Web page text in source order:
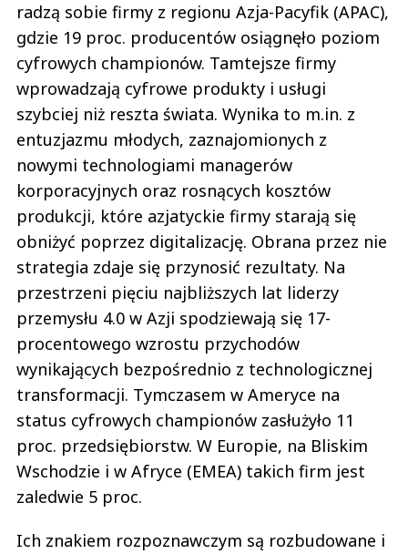
radzą sobie firmy z regionu Azja-Pacyfik (APAC),
gdzie 19 proc. producentów osiągnęło poziom
cyfrowych championów. Tamtejsze firmy
wprowadzają cyfrowe produkty i usługi
szybciej niż reszta świata. Wynika to m.in. z
entuzjazmu młodych, zaznajomionych z
nowymi technologiami managerów
korporacyjnych oraz rosnących kosztów
produkcji, które azjatyckie firmy starają się
obniżyć poprzez digitalizację. Obrana przez nie
strategia zdaje się przynosić rezultaty. Na
przestrzeni pięciu najbliższych lat liderzy
przemysłu 4.0 w Azji spodziewają się 17-
procentowego wzrostu przychodów
wynikających bezpośrednio z technologicznej
transformacji. Tymczasem w Ameryce na
status cyfrowych championów zasłużyło 11
proc. przedsiębiorstw. W Europie, na Bliskim
Wschodzie i w Afryce (EMEA) takich firm jest
zaledwie 5 proc.
Ich znakiem rozpoznawczym są rozbudowane i